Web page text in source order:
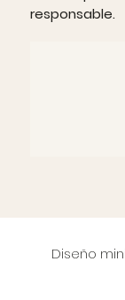
responsable.
Diseño